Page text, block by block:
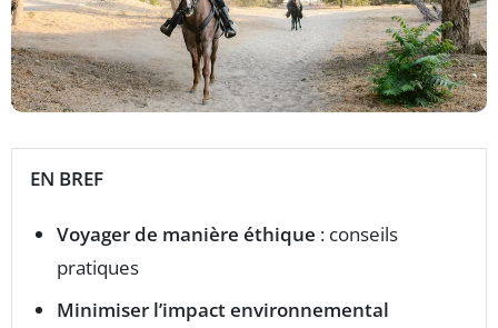
EN BREF
Voyager de manière éthique : conseils
pratiques
Minimiser l’impact environnemental